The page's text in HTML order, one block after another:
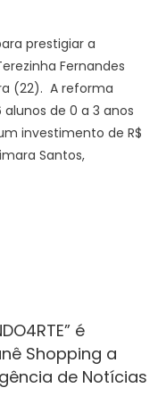
prestigiar a
Fernandes
(22). A reforma
de 0 a 3 anos
investimento de R$
Santos,
é
Shopping a
de Notícias